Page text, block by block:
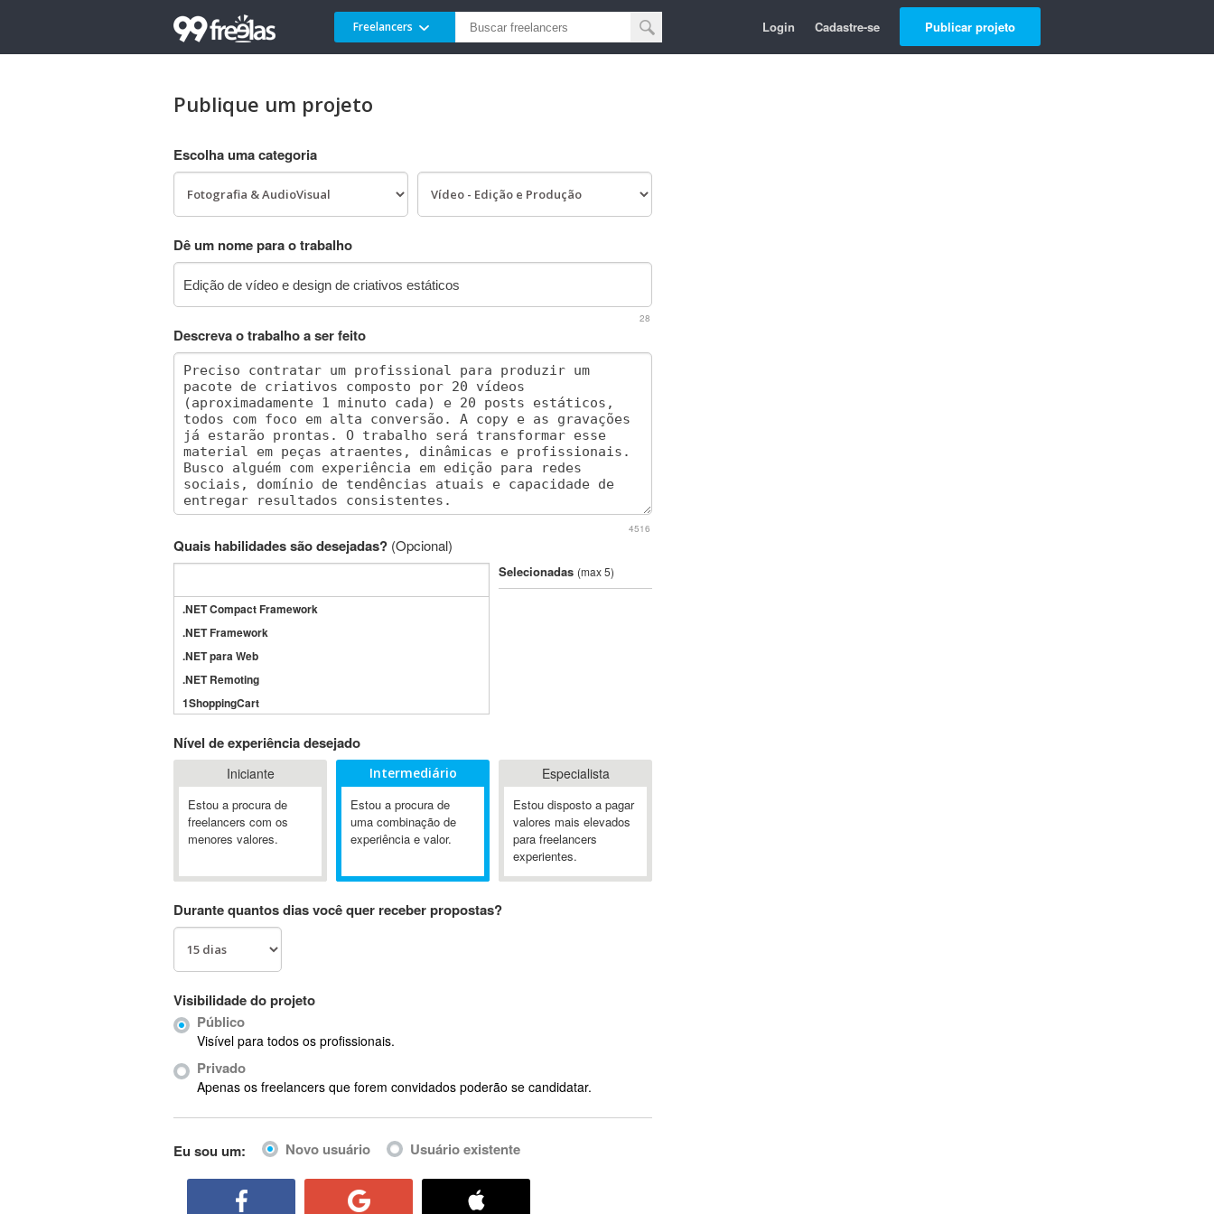
Freelancers Login Cadastre-se Publicar projeto
Publique um projeto
Escolha uma categoria
Dê um nome para o trabalho
28
Descreva o trabalho a ser feito
4516
Quais habilidades são desejadas? (Opcional)
.NET Compact Framework
.NET Framework
.NET para Web
.NET Remoting
1ShoppingCart
3GSM
4D Dimension
802.11
A&P
A-GPS
Ab Initio
ABIS
AbleCommerce
Ableton Live
Abstract Window Toolkit (AWT)
Selecionadas (max 5)
Nível de experiência desejado
Iniciante
Estou a procura de
freelancers com os
menores valores.
Intermediário
Estou a procura de
uma combinação de
experiência e valor.
Especialista
Estou disposto a pagar
valores mais elevados
para freelancers
experientes.
Durante quantos dias você quer receber propostas?
Visibilidade do projeto
Público
Visível para todos os profissionais.
Privado
Apenas os freelancers que forem convidados poderão se candidatar.
Eu sou um: Novo usuário Usuário existente